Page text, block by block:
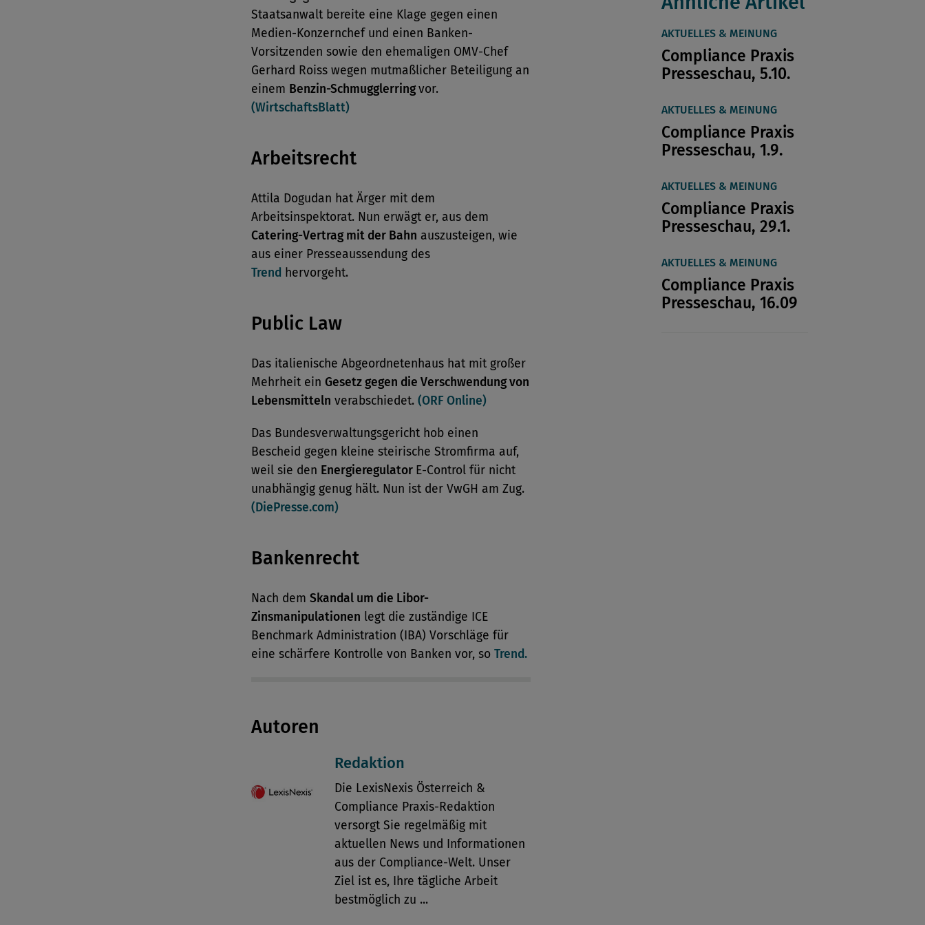
Staatsanwalt bereite eine Klage gegen einen
Medien-Konzernchef und einen Banken-
Vorsitzenden sowie den ehemaligen OMV-Chef
Gerhard Roiss wegen mutmaßlicher Beteiligung an
einem Benzin-Schmugglerringvor.
(WirtschaftsBlatt)
Arbeitsrecht
Attila Dogudan hat Ärger mit dem
Arbeitsinspektorat. Nun erwägt er, aus dem
Catering-Vertrag mit der Bahn auszusteigen, wie
aus einer Presseaussendung des
Trend hervorgeht.
Public Law
Das italienische Abgeordnetenhaus hat mit großer
Mehrheit ein Gesetz gegen die Verschwendung von
Lebensmitteln verabschiedet. (ORF Online)
Das Bundesverwaltungsgericht hob einen
Bescheid gegen kleine steirische Stromfirma auf,
weil sie den Energieregulator E-Control für nicht
unabhängig genug hält. Nun ist der VwGH am Zug.
(DiePresse.com)
Bankenrecht
Nach dem Skandal um die Libor-
Zinsmanipulationen legt die zuständige ICE
Benchmark Administration (IBA) Vorschläge für
eine schärfere Kontrolle von Banken vor, so Trend.
Autoren
Redaktion
Die LexisNexis Österreich &
Compliance Praxis-Redaktion
versorgt Sie regelmäßig mit
aktuellen News und Informationen
aus der Compliance-Welt. Unser
Ziel ist es, Ihre tägliche Arbeit
bestmöglich zu ...
AKTUELLES & MEINUNG
Compliance Praxis
Presseschau, 5.10.
AKTUELLES & MEINUNG
Compliance Praxis
Presseschau, 1.9.
AKTUELLES & MEINUNG
Compliance Praxis
Presseschau, 29.1.
AKTUELLES & MEINUNG
Compliance Praxis
Presseschau, 16.09